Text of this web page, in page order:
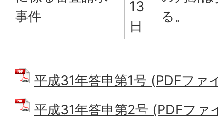
事件
13
日
る。
平成31年答申第1号 (PDFファ
平成31年答申第2号 (PDFファ